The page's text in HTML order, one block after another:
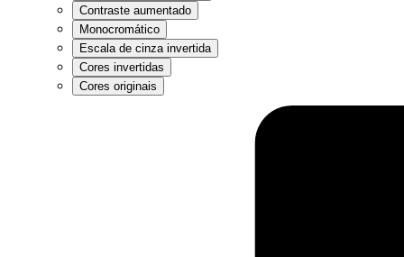
Contraste aumentado
Monocromático
Escala de cinza invertida
Cores invertidas
Cores originais